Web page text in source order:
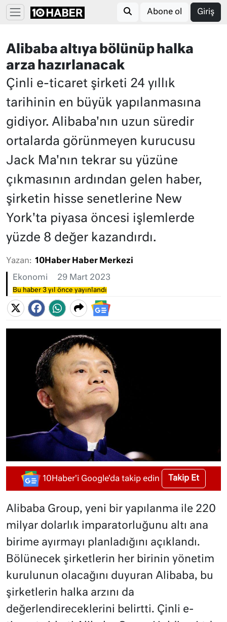
Abone ol Giriş
Alibaba altıya bölünüp halka
arza hazırlanacak
Çinli e-ticaret şirketi 24 yıllık
tarihinin en büyük yapılanmasına
gidiyor. Alibaba'nın uzun süredir
ortalarda görünmeyen kurucusu
Jack Ma'nın tekrar su yüzüne
çıkmasının ardından gelen haber,
şirketin hisse senetlerine New
York'ta piyasa öncesi işlemlerde
yüzde 8 değer kazandırdı.
Yazan: 10Haber Haber Merkezi
Ekonomi 29 Mart 2023
Bu haber 3 yıl önce yayınlandı
10Haber'i Google'da takip edin Takip Et
Alibaba Group, yeni bir yapılanma ile 220
milyar dolarlık imparatorluğunu altı ana
birime ayırmayı planladığını açıklandı.
Bölünecek şirketlerin her birinin yönetim
kurulunun olacağını duyuran Alibaba, bu
şirketlerin halka arzını da
değerlendireceklerini belirtti. Çinli e-